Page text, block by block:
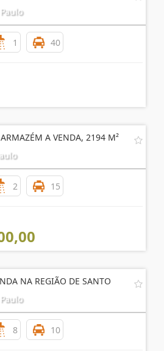
1 40
A VENDA, 2194 M²
2 15
NA REGIÃO DE SANTO
8 10